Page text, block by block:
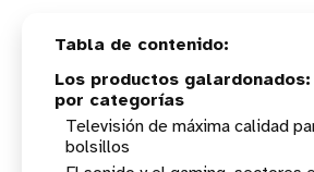
Los productos
por categorías
Televisión de máxima calidad
bolsillos